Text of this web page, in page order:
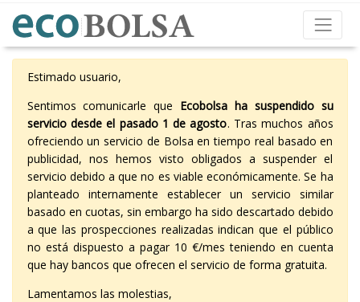
Estimado usuario,
Sentimos comunicarle que Ecobolsa ha suspendido su
servicio desde el pasado 1 de agosto. Tras muchos años
ofreciendo un servicio de Bolsa en tiempo real basado en
publicidad, nos hemos visto obligados a suspender el
servicio debido a que no es viable económicamente. Se ha
planteado internamente establecer un servicio similar
basado en cuotas, sin embargo ha sido descartado debido
a que las prospecciones realizadas indican que el público
no está dispuesto a pagar 10 €/mes teniendo en cuenta
que hay bancos que ofrecen el servicio de forma gratuita.
Lamentamos las molestias,